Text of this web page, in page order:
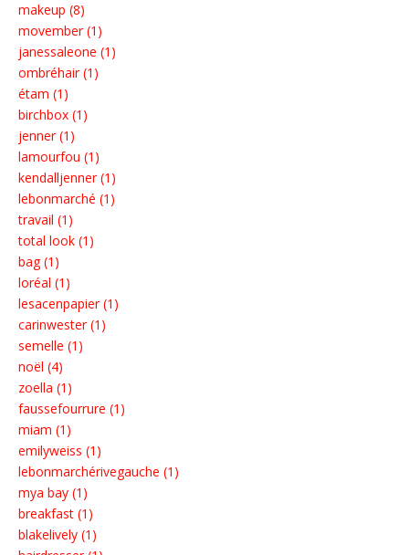
makeup (8)
movember (1)
janessaleone (1)
ombréhair (1)
étam (1)
birchbox (1)
jenner (1)
lamourfou (1)
kendalljenner (1)
lebonmarché (1)
travail (1)
total look (1)
bag (1)
loréal (1)
lesacenpapier (1)
carinwester (1)
semelle (1)
noël (4)
zoella (1)
faussefourrure (1)
miam (1)
emilyweiss (1)
lebonmarchérivegauche (1)
mya bay (1)
breakfast (1)
blakelively (1)